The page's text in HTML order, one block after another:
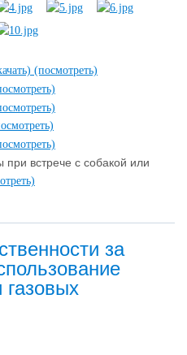
(посмотреть)
встрече с собакой или
за
газовых